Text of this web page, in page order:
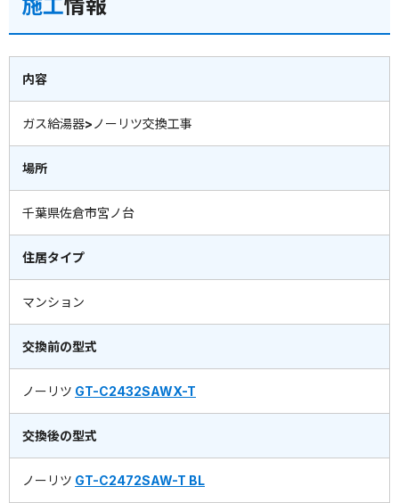
内容
ガス給湯器>ノーリツ交換工事
場所
千葉県佐倉市宮ノ台
住居タイプ
マンション
交換前の型式
ノーリツ GT-C2432SAWX-T
交換後の型式
ノーリツ GT-C2472SAW-T BL